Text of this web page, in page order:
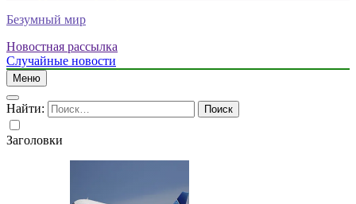
Безумный мир
Новостная рассылка
Случайные новости
Меню
Найти:
Заголовки